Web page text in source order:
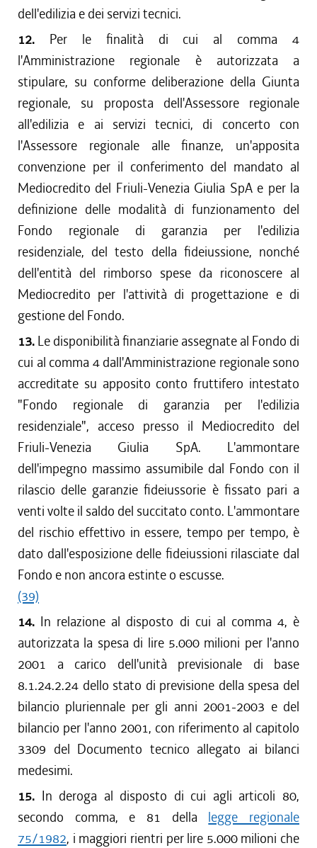
dell'edilizia e dei servizi tecnici.
12. Per le finalità di cui al comma 4
l'Amministrazione regionale è autorizzata a
stipulare, su conforme deliberazione della Giunta
regionale, su proposta dell'Assessore regionale
all'edilizia e ai servizi tecnici, di concerto con
l'Assessore regionale alle finanze, un'apposita
convenzione per il conferimento del mandato al
Mediocredito del Friuli-Venezia Giulia SpA e per la
definizione delle modalità di funzionamento del
Fondo regionale di garanzia per l'edilizia
residenziale, del testo della fideiussione, nonché
dell'entità del rimborso spese da riconoscere al
Mediocredito per l'attività di progettazione e di
gestione del Fondo.
13. Le disponibilità finanziarie assegnate al Fondo di
cui al comma 4 dall'Amministrazione regionale sono
accreditate su apposito conto fruttifero intestato
"Fondo regionale di garanzia per l'edilizia
residenziale", acceso presso il Mediocredito del
Friuli-Venezia Giulia SpA. L'ammontare
dell'impegno massimo assumibile dal Fondo con il
rilascio delle garanzie fideiussorie è fissato pari a
venti volte il saldo del succitato conto. L'ammontare
del rischio effettivo in essere, tempo per tempo, è
dato dall'esposizione delle fideiussioni rilasciate dal
Fondo e non ancora estinte o escusse.
(39)
14. In relazione al disposto di cui al comma 4, è
autorizzata la spesa di lire 5.000 milioni per l'anno
2001 a carico dell'unità previsionale di base
8.1.24.2.24 dello stato di previsione della spesa del
bilancio pluriennale per gli anni 2001-2003 e del
bilancio per l'anno 2001, con riferimento al capitolo
3309 del Documento tecnico allegato ai bilanci
medesimi.
15. In deroga al disposto di cui agli articoli 80,
secondo comma, e 81 della legge regionale
75/1982, i maggiori rientri per lire 5.000 milioni che